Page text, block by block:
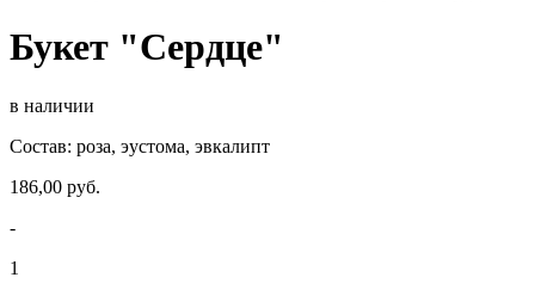
Букет "Сердце"
в наличии
Состав: роза, эустома, эвкалипт
186,00 руб.
-
1